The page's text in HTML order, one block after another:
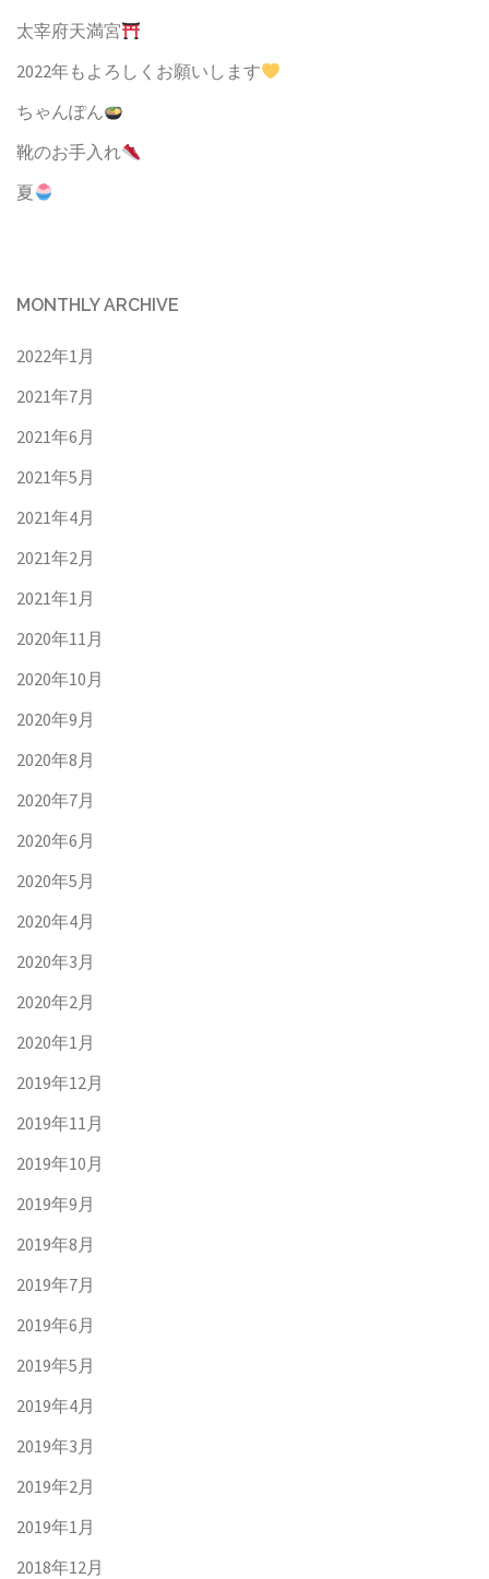
太宰府天満宮
2022年もよろしくお願いします
ちゃんぽん
靴のお手入れ
夏
MONTHLY ARCHIVE
2022年1月
2021年7月
2021年6月
2021年5月
2021年4月
2021年2月
2021年1月
2020年11月
2020年10月
2020年9月
2020年8月
2020年7月
2020年6月
2020年5月
2020年4月
2020年3月
2020年2月
2020年1月
2019年12月
2019年11月
2019年10月
2019年9月
2019年8月
2019年7月
2019年6月
2019年5月
2019年4月
2019年3月
2019年2月
2019年1月
2018年12月